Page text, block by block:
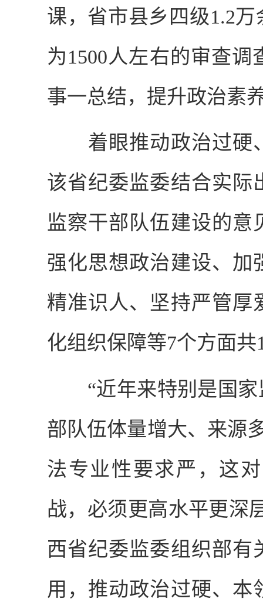
课，省市县乡四级1.2万
为1500人左右的审查调
事一总结，提升政治素
着眼推动政治过硬
该省纪委监委结合实际
监察干部队伍建设的意
强化思想政治建设、加
精准识人、坚持严管厚
化组织保障等7个方面共
“近年来特别是国家
部队伍体量增大、来源
法专业性要求严，这
战，必须更高水平更深
西省纪委监委组织部有
用，推动政治过硬、本